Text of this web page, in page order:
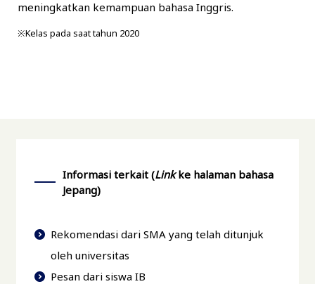
meningkatkan kemampuan bahasa Inggris.
※Kelas pada saat tahun 2020
Informasi terkait (Linkke halaman bahasa
Jepang)
Rekomendasi dari SMA yang telah ditunjuk
oleh universitas
Pesan dari siswa IB